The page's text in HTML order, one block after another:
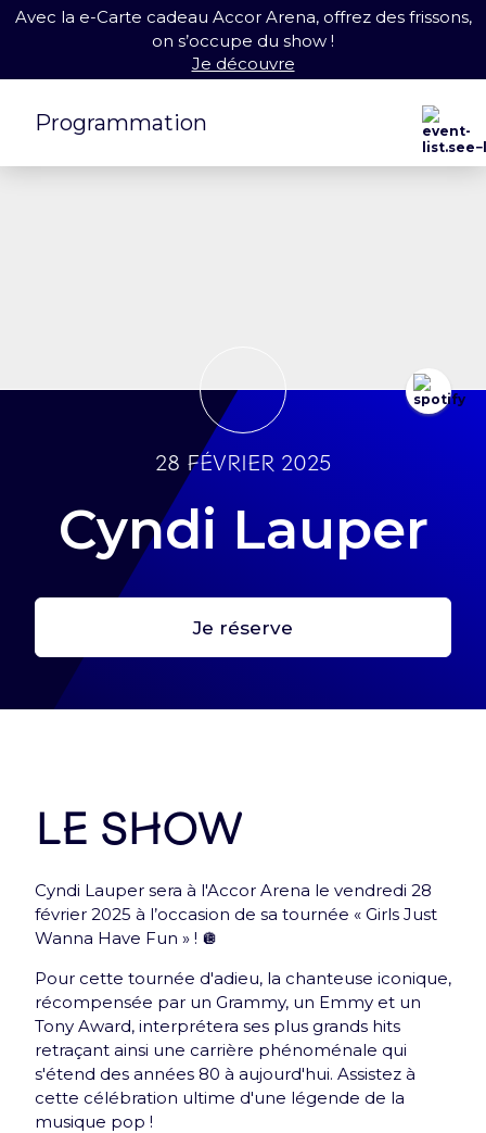
Première étape : crée ton profil
Me connecter
Nouveauté : e-Carte cadeau
Offrez le meilleur de l'Accor Arena à vos proches
grâce à la e-Carte cadeau
Découvrir
Avec la e-Carte cadeau Accor Arena, offrez des frissons,
on s’occupe du show !
Je découvre
Programmation
28 février 2025
Cyndi Lauper
Je réserve
Le show
Cyndi Lauper sera à l'Accor Arena le vendredi 28
février 2025 à l’occasion de sa tournée « Girls Just
Wanna Have Fun » ! 🪩
Pour cette tournée d'adieu, la chanteuse iconique,
récompensée par un Grammy, un Emmy et un
Tony Award, interprétera ses plus grands hits
retraçant ainsi une carrière phénoménale qui
s'étend des années 80 à aujourd'hui. Assistez à
cette célébration ultime d'une légende de la
musique pop !